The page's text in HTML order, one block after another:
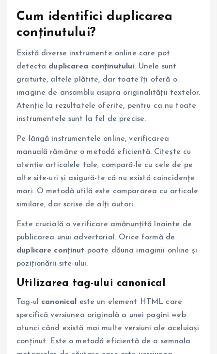
Cum identifici duplicarea
conținutului?
Există diverse instrumente online care pot
detecta duplicarea conținutului. Unele sunt
gratuite, altele plătite, dar toate îți oferă o
imagine de ansamblu asupra originalității textelor.
Atenție la rezultatele oferite, pentru ca nu toate
instrumentele sunt la fel de precise.
Pe lângă instrumentele online, verificarea
manuală rămâne o metodă eficientă. Citește cu
atenție articolele tale, compară-le cu cele de pe
alte site-uri și asigură-te că nu există coincidențe
mari. O metodă utilă este compararea cu articole
similare, dar scrise de alți autori.
Este crucială o verificare amănunțită înainte de
publicarea unui advertorial. Orice formă de
duplicare conținut poate dăuna imaginii online și
poziționării site-ului.
Utilizarea tag-ului canonical
Tag-ul canonical
este un element HTML care
specifică versiunea originală a unei pagini web
atunci când există mai multe versiuni ale aceluiași
conținut. Este o metodă eficientă de a semnala